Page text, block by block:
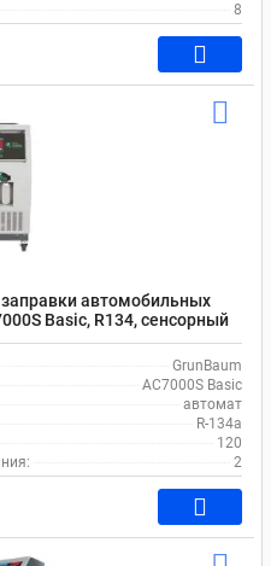
8
автомобильных
Basic, R134, сенсорный
GrunBaum
AC7000S Basic
автомат
R-134a
120
2